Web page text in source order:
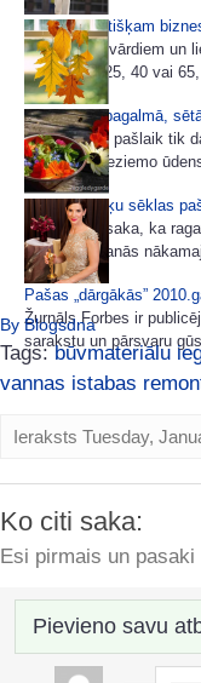
85 idejas lietišķam
Šoreiz bez vārdiem un
tev šobrīd 25, 40 vai
Miķeļdiena pagalmā,
Dārzā darbu pašlaik tik
viršu dobi; Ieziemo
Ievācam puķu sēklas
Veci ļaudis saka, ka
Arī gatavošanās
Pašas „dārgākās”
Žurnāls Forbes ir
sarakstu un pārsvaru
By Blogsdna
Tags:būvmateriālu
vannas istabas
Ieraksts Tuesday,
Ko citi saka:
Esi pirmais un pasaki
Pievieno savu